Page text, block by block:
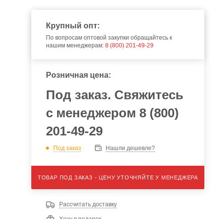
Крупный опт:
По вопросам оптовой закупки обращайтесь к
нашим менеджерам: 8 (800) 201-49-29
Розничная цена:
Под заказ. Свяжитесь
с менеджером 8 (800)
201-49-29
Под заказ Нашли дешевле?
ТОВАР ПОД ЗАКАЗ - ЦЕНУ УТОЧНЯЙТЕ У МЕНЕДЖЕРА
Рассчитать доставку